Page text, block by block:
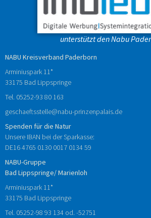
unterstützt den Nabu
NABU Kreisverband Paderborn
Arminiuspark 11*
33175 Bad Lippspringe
Tel. 05252-93 80 163
geschaeftsstelle@nabu-prinzenpalais.de
Spenden für die Natur
Unsere IBAN bei der Sparkasse:
DE16 4765 0130 0017 0134 59
NABU-Gruppe
Bad Lippspringe/ Marienloh
Arminiuspark 11*
33175 Bad Lippspringe
Tel. 05252-98 93 134 od. -52751